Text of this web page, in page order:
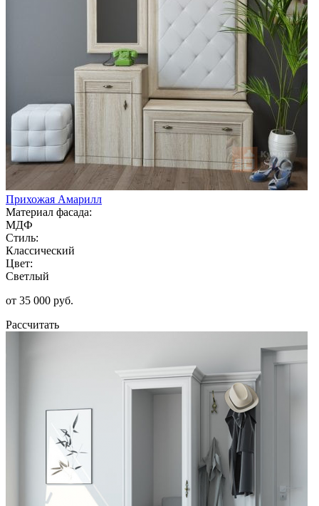
Прихожая Амарилл
Материал фасада:
МДФ
Стиль:
Классический
Цвет:
Светлый
от 35 000 руб.
Рассчитать